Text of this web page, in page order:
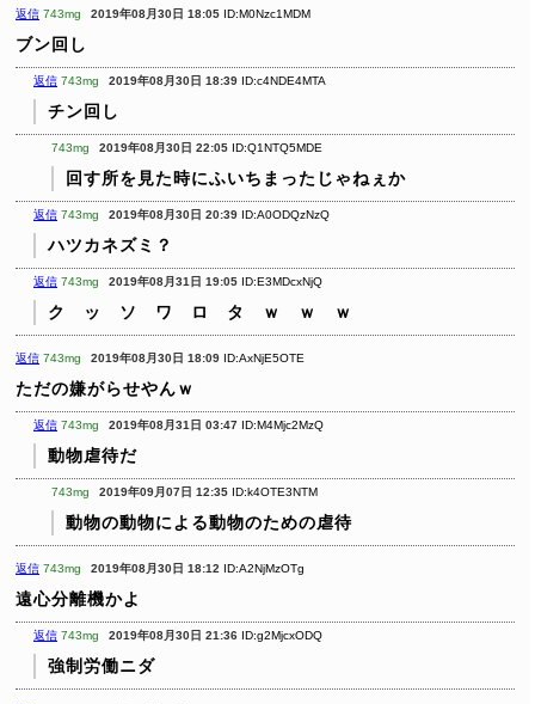
返信 743mg 2019年08月30日 18:05 ID:M0Nzc1MDM
ブン回し
返信 743mg 2019年08月30日 18:39 ID:c4NDE4MTA
チン回し
743mg 2019年08月30日 22:05 ID:Q1NTQ5MDE
回す所を見た時にふいちまったじゃねぇか
返信 743mg 2019年08月30日 20:39 ID:A0ODQzNzQ
ハツカネズミ？
返信 743mg 2019年08月31日 19:05 ID:E3MDcxNjQ
ク ッ ソ ワ ロ タ ｗ ｗ ｗ
返信 743mg 2019年08月30日 18:09 ID:AxNjE5OTE
ただの嫌がらせやんｗ
返信 743mg 2019年08月31日 03:47 ID:M4Mjc2MzQ
動物虐待だ
743mg 2019年09月07日 12:35 ID:k4OTE3NTM
動物の動物による動物のための虐待
返信 743mg 2019年08月30日 18:12 ID:A2NjMzOTg
遠心分離機かよ
返信 743mg 2019年08月30日 21:36 ID:g2MjcxODQ
強制労働ニダ